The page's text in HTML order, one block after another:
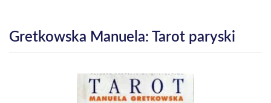
Gretkowska Manuela: Tarot paryski